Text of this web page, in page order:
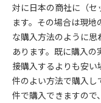
対に日本の商社に（セ
ます。その場合は現
な購入方法のように
あります。既に購入
接購入するよりも安
件のよい方法で購入し
件で購入できますの